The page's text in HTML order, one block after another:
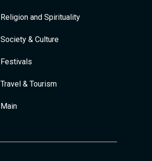
Religion and Spirituality
Society & Culture
Festivals
Travel & Tourism
Main